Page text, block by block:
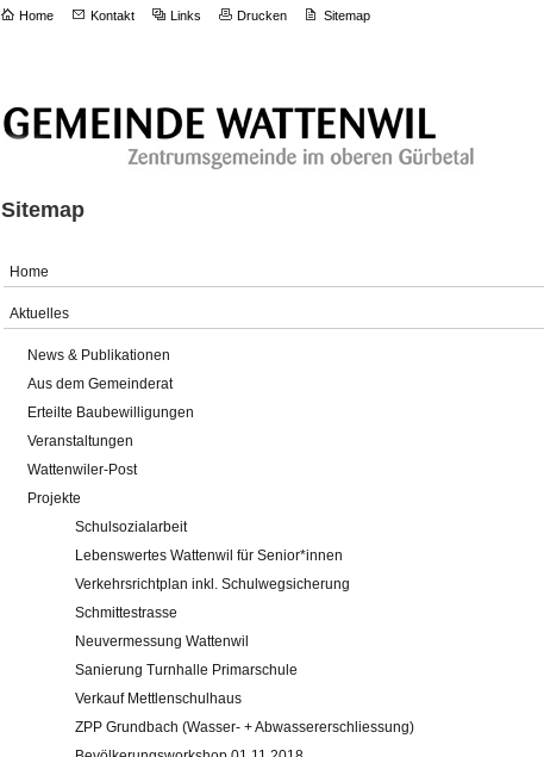
Home Kontakt Links Drucken Sitemap
Sitemap
Home
Aktuelles
News & Publikationen
Aus dem Gemeinderat
Erteilte Baubewilligungen
Veranstaltungen
Wattenwiler-Post
Projekte
Schulsozialarbeit
Lebenswertes Wattenwil für Senior*innen
Verkehrsrichtplan inkl. Schulwegsicherung
Schmittestrasse
Neuvermessung Wattenwil
Sanierung Turnhalle Primarschule
Verkauf Mettlenschulhaus
ZPP Grundbach (Wasser- + Abwassererschliessung)